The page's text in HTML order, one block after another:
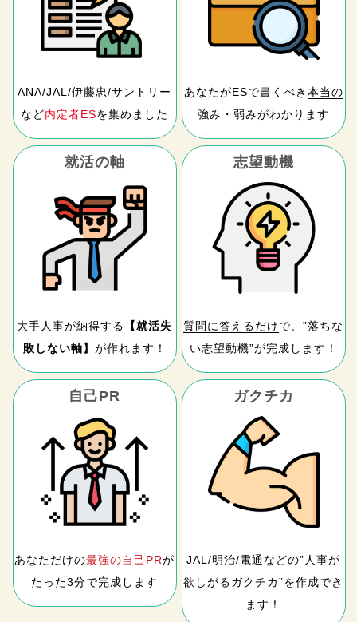
ANA/JAL/伊藤忠/サントリー
など内定者ESを集めました
あなたがESで書くべき 本当の
強み・弱みがわかります
就活の軸
大手人事が納得する
【就活失
敗しない軸】 が作れます！
志望動機
質問に答えるだけで、”落ちな
い志望動機”が完成します！
自己PR
あなただけの最強の自己PRが
たった3分で完成します
ガクチカ
JAL/明治/電通などの”人事が
欲しがるガクチカ”を作成でき
ます！